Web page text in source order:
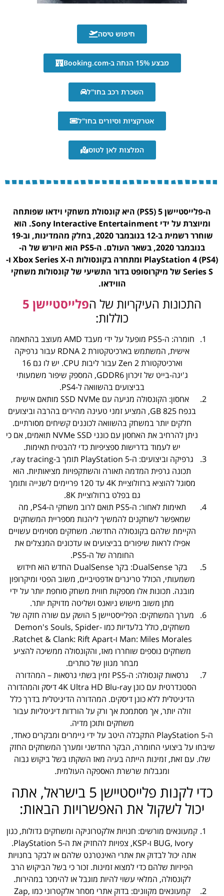
חיפוש טיסה
מבצע 15% הנחה ב-Booking.com
השכרת רכב בחו"ל
אטרקציות וסיורים בחו"ל
המלצות לאן לטוס
ה-פלייסטיישן 5 (PS5) היא קונסולת משחקי וידאו שפותחה
ומיוצרת על ידי Sony Interactive Entertainment. הוא
שוחרר רשמית ב-12 בנובמבר 2020, בחלק מהמדינות, וב-19
בנובמבר 2020, בשאר העולם. ה-PS5 הוא היורש של ה-
PlayStation 4 (PS4) ומתחרה בקונסולות ה-Xbox Series X ו-
Series S של מיקרוסופט בדור התשיעי של קונסולות משחקי
הווידאו.
התכונות העיקריות של הפלייסטיישן 5
כוללות:
חומרה: ה-PS5 מופעל על ידי מעבד AMD מעוצב בהתאמה
אישית, המשתמש בארכיטקטורת RDNA 2 עבור גרפיקה
וארכיטקטורת Zen 2 עבור ליבות CPU. יש לו גם 16
ג'יגה-בייט של זיכרון GDDR6, המספק שיפור משמעותי
בביצועים בהשוואה ל-PS4.
אחסון: הקונסולה מגיעה עם SSD NVMe מותאם אישית
בנפח 825 GB, המציע זמני טעינה מהירים בהרבה וביצועים
חלקים יותר במשחק בהשוואה לכוננים קשיחים מסורתיים.
ניתן להרחיב את האחסון עם כונני NVMe SSD תואמים, אם כי
יש לעמוד בדרישות ספציפיות כדי להבטיח תאימות.
גרפיקה וביצועים: ה-PlayStation 5 תומך ב-ray tracing,
תכונה גרפית המדמה תאורה והשתקפויות מציאותיות. הוא
מסוגל להוציא ברזולוציית 4K עד 120 פריימים לשנייה ותומך
גם בפלט ברזולוציית 8K.
תאימות לאחור: ה-PS5 תואם לרוב משחקי ה-PS4, מה
שמאפשר לשחקנים להמשיך ליהנות מספריית המשחקים
הקיימת שלהם בקונסולה החדשה. משחקים מסוימים עשויים
אפילו לראות שיפורים בביצועים או עדכונים המנצלים את
החומרה של ה-PS5.
בקר DualSense: בקר DualSense החדש הוא חידוש
משמעותי, הכולל טריגרים אדפטיביים, משוב הפטי ומיקרופון
מובנה. תכונות אלו מספקות חווית משחק סוחפת יותר על ידי
מתן משוב מישוש ניואנס ושליטה מדויקת יותר.
מערך המשחקים: הפלייסטיישן 5 הושק עם שורה חזקה של
משחקים, כולל בלעדיות כמו Demon's Souls, Spider-
Man: Miles Morales ו-Ratchet & Clank: Rift Apart.
משחקים נוספים שוחררו מאז, והקונסולה ממשיכה להציע
מבחר מגוון של כותרים.
גרסאות קונסולה: ה-PS5 זמין בשתי גרסאות – המהדורה
הסטנדרטית עם כונן 4K Ultra HD Blu-ray דיסק והמהדורה
הדיגיטלית ללא כונן דיסקים. המהדורה הדיגיטלית בדרך כלל
זולה יותר, אך מסתמכת אך ורק על הורדות דיגיטליות עבור
משחקים ותוכן מדיה.
ה-PlayStation 5 התקבלה היטב על ידי גיימרים ומבקרים כאחד,
שיבחו על ביצועי החומרה, הבקר החדשני ומערך המשחקים החזק
שלו. עם זאת, זמינות הייתה בעיה מאז השקתו בשל ביקוש גבוה
ומגבלות שרשרת האספקה העולמית.
כדי לקנות פלייסטיישן 5 בישראל, אתה
יכול לשקול את האפשרויות הבאות:
קמעונאים מורשים: חנויות אלקטרוניקה ומשחקים גדולות, כגון
BUG, Ivory ו-KSP, צפויות להחזיק את ה-PlayStation 5.
אתה יכול לבדוק את אתרי האינטרנט שלהם או לבקר בחנויות
הפיזיות שלהם כדי למצוא זמינות. זכור כי בשל הביקוש הרב
לקונסולה, המלאי עשוי להיות מוגבל או להימכר במהירות.
קמעונאים מקוונים: בדוק אתרי מסחר אלקטרוני כמו Zap,